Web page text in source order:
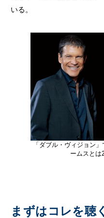
いる。
「ダブル・ヴィジョン
ームスとは
まずはコレを聴